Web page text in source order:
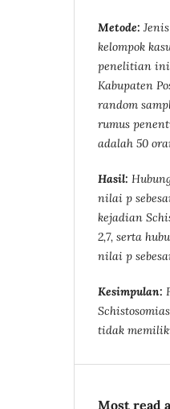
Metode:
kelompok
penelitian ini
Kabupaten
random
rumus
adalah 50
Hasil:
nilai p
kejadian
2,7, serta
nilai p
Kesimpulan:
tidak
Most read